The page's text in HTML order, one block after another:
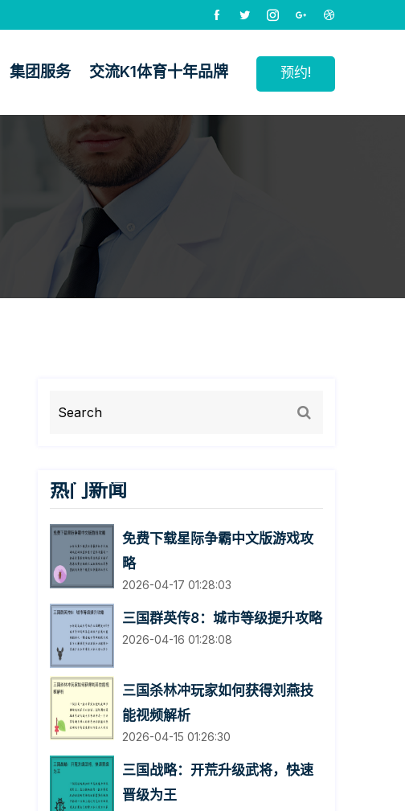
集团服务 交流k1体育十年品牌 预约!
热门新闻
免费下载星际争霸中文版游戏攻
略
2026-04-17 01:28:03
三国群英传8：城市等级提升攻略
2026-04-16 01:28:08
三国杀林冲玩家如何获得刘燕技
能视频解析
2026-04-15 01:26:30
三国战略：开荒升级武将，快速
晋级为王